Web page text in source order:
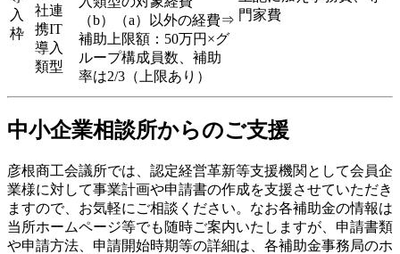
入
枠
門家費
社連
携IT
導入
類型
（b）（a）以外の経費⇒
補助上限額：50万円×グ
ループ構成員数、補助
率は2/3（上限あり）
中小企業相談所からのご支援
彦根商工会議所では、認定経営革新等支援機関として会員企
業様に対して事業計画や申請書の作成を支援させていただき
ますので、お気軽にご相談ください。なお各補助金の情報は
当所ホームページ等でも随時ご案内いたしますが、申請書類
や申請方法、申請開始時期等の詳細は、各補助金事務局のホ